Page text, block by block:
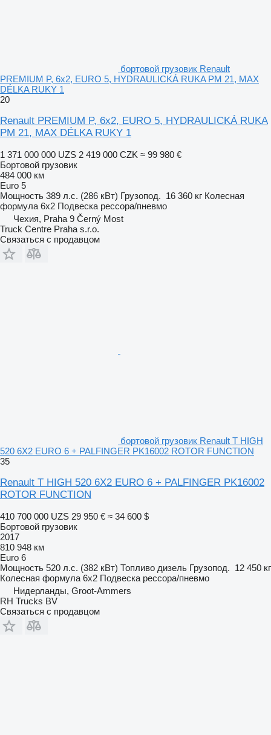
бортовой грузовик Renault
PREMIUM P, 6x2, EURO 5, HYDRAULICKÁ RUKA PM 21, MAX
DÉLKA RUKY 1
20
Renault PREMIUM P, 6x2, EURO 5, HYDRAULICKÁ RUKA
PM 21, MAX DÉLKA RUKY 1
1 371 000 000 UZS 2 419 000 CZK ≈ 99 980 €
Бортовой грузовик
484 000 км
Euro 5
Мощность 389 л.с. (286 кВт) Грузопод. 16 360 кг Колесная
формула 6x2 Подвеска рессора/пневмо
Чехия, Praha 9 Černý Most
Truck Centre Praha s.r.o.
Связаться с продавцом
бортовой грузовик Renault T HIGH
520 6X2 EURO 6 + PALFINGER PK16002 ROTOR FUNCTION
35
Renault T HIGH 520 6X2 EURO 6 + PALFINGER PK16002
ROTOR FUNCTION
410 700 000 UZS 29 950 € ≈ 34 600 $
Бортовой грузовик
2017
810 948 км
Euro 6
Мощность 520 л.с. (382 кВт) Топливо дизель Грузопод. 12 450 кг
Колесная формула 6x2 Подвеска рессора/пневмо
Нидерланды, Groot-Ammers
RH Trucks BV
Связаться с продавцом